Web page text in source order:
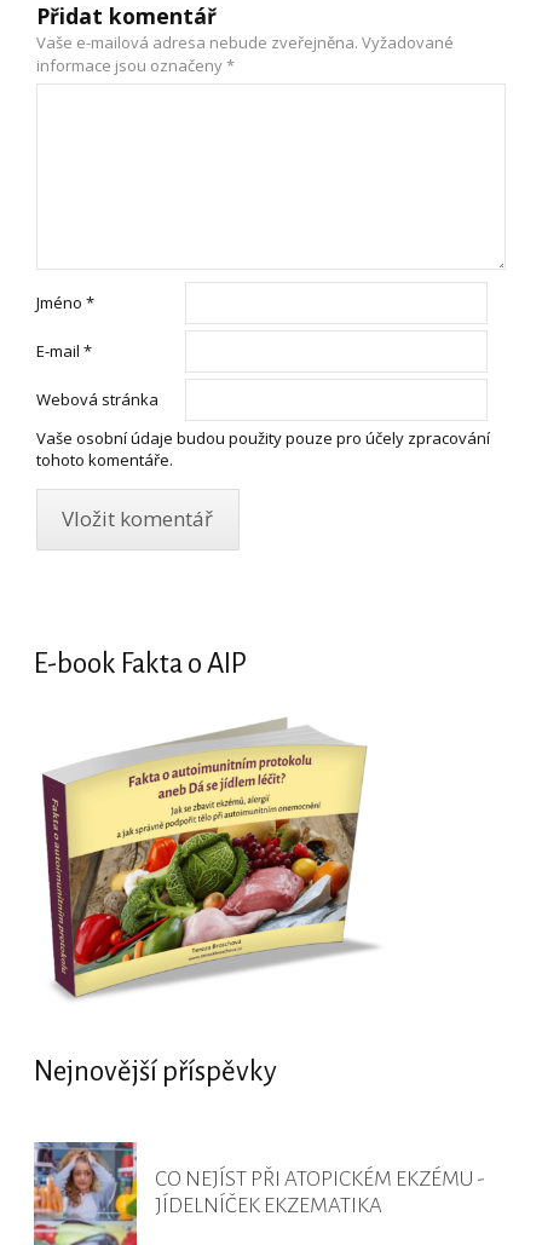
Přidat komentář
Vaše e-mailová adresa nebude zveřejněna. Vyžadované
informace jsou označeny*
Jméno *
E-mail *
Webová stránka
Vaše osobní údaje budou použity pouze pro účely zpracování
tohoto komentáře.
E-book Fakta o AIP
Nejnovější příspěvky
CO NEJÍST PŘI ATOPICKÉM EKZÉMU -
JÍDELNÍČEK EKZEMATIKA